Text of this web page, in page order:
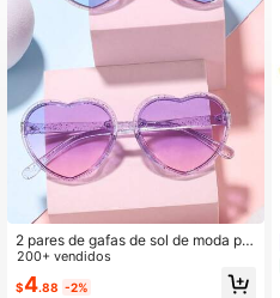
2 pares de gafas de sol de moda par
a niñas, accesorios de vacaciones
de alta calidad y con estilo
200+ vendidos
$4.88 -2%